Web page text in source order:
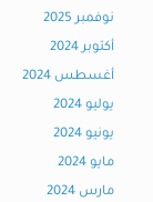
نوفمبر 2025
أكتوبر 2024
أغسطس 2024
يوليو 2024
يونيو 2024
مايو 2024
مارس 2024